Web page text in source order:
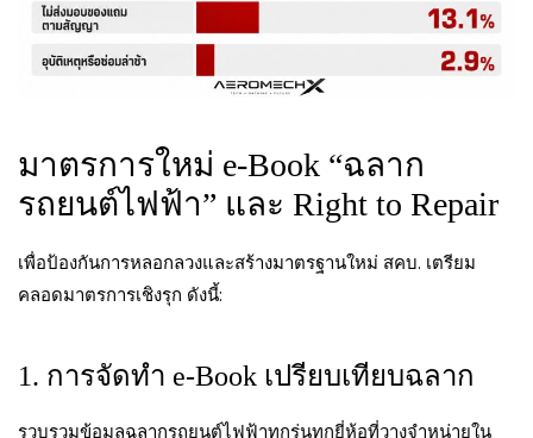
มาตรการใหม่ e-Book “ฉลาก
รถยนต์ไฟฟ้า” และ Right to Repair
เพื่อป้องกันการหลอกลวงและสร้างมาตรฐานใหม่ สคบ. เตรียม
คลอดมาตรการเชิงรุก ดังนี้:
1. การจัดทำ e-Book เปรียบเทียบฉลาก
รวบรวมข้อมูลฉลากรถยนต์ไฟฟ้าทุกรุ่นทุกยี่ห้อที่วางจำหน่ายใน